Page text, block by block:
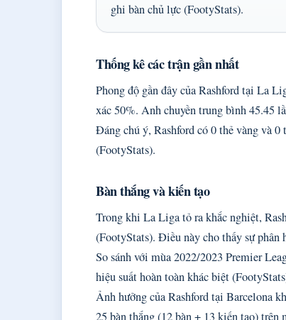
ghi bàn chủ lực (FootyStats).
Thống kê các trận gần nhất
Phong độ gần đây của Rashford tại La
xác 50%. Anh chuyền trung bình 45.45
Đáng chú ý, Rashford có 0 thẻ vàng và
(FootyStats).
Bàn thắng và kiến tạo
Trong khi La Liga tỏ ra khắc nghiệt,
(FootyStats). Điều này cho thấy sự phân
So sánh với mùa 2022/2023 Premier
hiệu suất hoàn toàn khác biệt
Ảnh hưởng của Rashford tại Barcelona
25 bàn thắng (12 bàn + 13 kiến tạo)